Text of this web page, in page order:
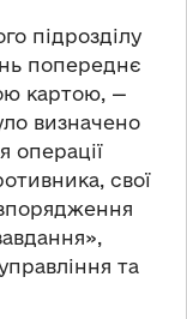
підрозділу
попереднє
картою, —
визначено
операції
свої
та